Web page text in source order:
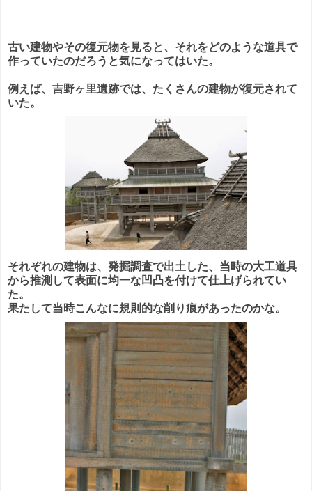
古い建物やその復元物を見ると、それをどのような道具で
作っていたのだろうと気になってはいた。
例えば、吉野ヶ里遺跡では、たくさんの建物が復元されて
いた。
それぞれの建物は、発掘調査で出土した、当時の大工道具
から推測して表面に均一な凹凸を付けて仕上げられてい
た。
果たして当時こんなに規則的な削り痕があったのかな。